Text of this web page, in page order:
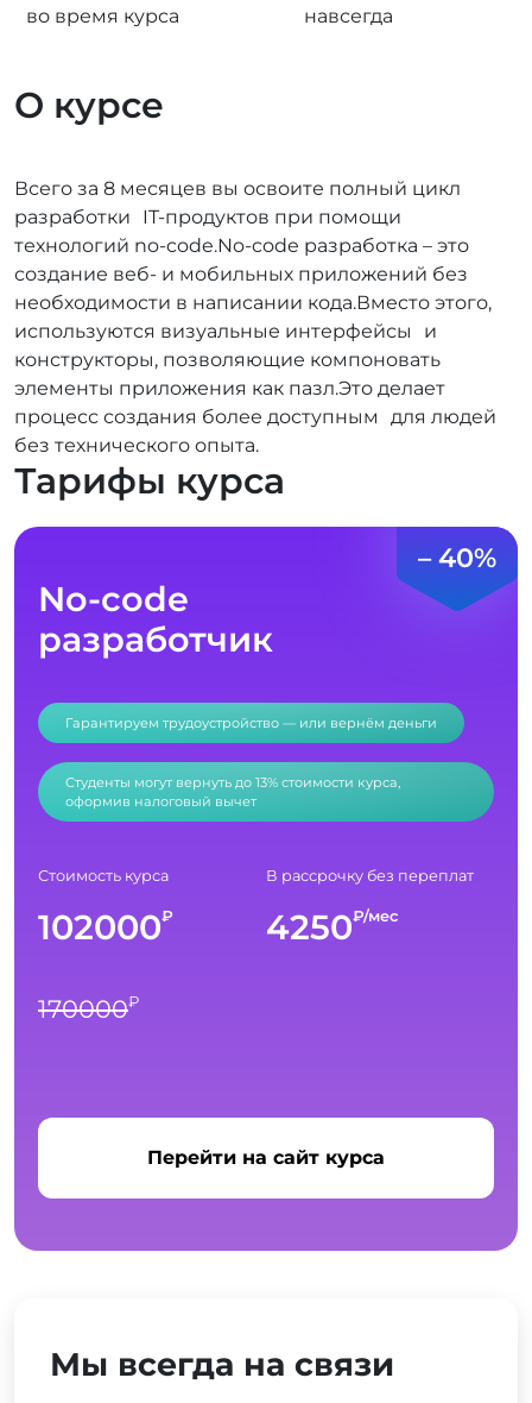
во время курса навсегда
О курсе
Всего за 8 месяцев вы освоите полный цикл
разработки IT-продуктов при помощи
технологий no-code.No-code разработка – это
создание веб- и мобильных приложений без
необходимости в написании кода.Вместо этого,
используются визуальные интерфейсы и
конструкторы, позволяющие компоновать
элементы приложения как пазл.Это делает
процесс создания более доступным для людей
без технического опыта.
Тарифы курса
– 40%
No-code
разработчик
Гарантируем трудоустройство — или вернём деньги
Студенты могут вернуть до 13% стоимости курса,
оформив налоговый вычет
Стоимость курса
102000₽
170000₽
В рассрочку без переплат
4250₽/мес
Перейти на сайт курса
Мы всегда на связи